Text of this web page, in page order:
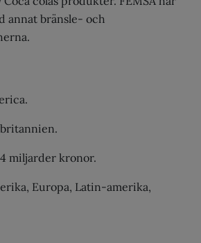
annat bränsle- och
4 miljarder kronor.
Europa, Latin-amerika,